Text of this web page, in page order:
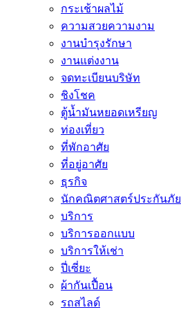
กระเช้าผลไม้
ความสวยความงาม
งานบำรุงรักษา
งานแต่งงาน
จดทะเบียนบริษัท
ชิงโชค
ตู้น้ำมันหยอดเหรียญ
ท่องเที่ยว
ที่พักอาศัย
ที่อยู่อาศัย
ธุรกิจ
นักคณิตศาสตร์ประกันภัย
บริการ
บริการออกแบบ
บริการให้เช่า
ปี่เซี่ยะ
ผ้ากันเปื้อน
รถสไลด์